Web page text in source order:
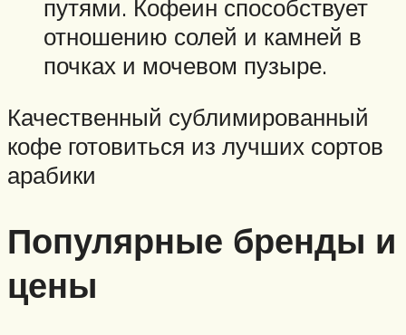
путями. Кофеин способствует
отношению солей и камней в
почках и мочевом пузыре.
Качественный сублимированный
кофе готовиться из лучших сортов
арабики
Популярные бренды и
цены